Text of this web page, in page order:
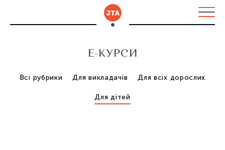
E-КУРСИ
Всі рубрики Для викладачів Для всіх дорослих
Для дітей